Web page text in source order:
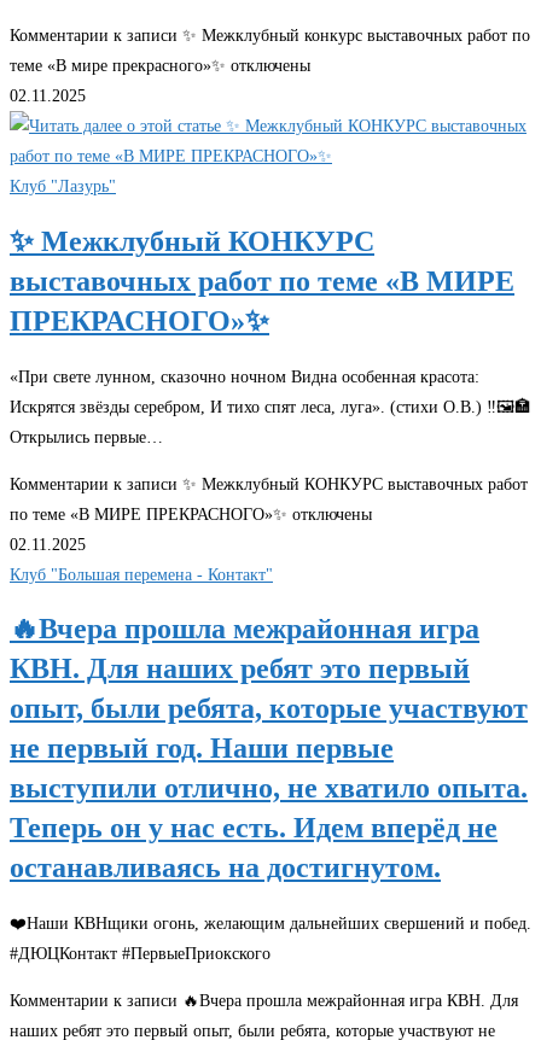
Комментарии к записи ✨ Межклубный конкурс выставочных работ по
теме «В мире прекрасного»✨ отключены
02.11.2025
Клуб "Лазурь"
✨ Межклубный КОНКУРС
выставочных работ по теме «В МИРЕ
ПРЕКРАСНОГО»✨
«При свете лунном, сказочно ночном Видна особенная красота:
Искрятся звёзды серебром, И тихо спят леса, луга». (стихи О.В.) ‼🖼🏣
Открылись первые…
Комментарии к записи ✨ Межклубный КОНКУРС выставочных работ
по теме «В МИРЕ ПРЕКРАСНОГО»✨ отключены
02.11.2025
Клуб "Большая перемена - Контакт"
🔥Вчера прошла межрайонная игра
КВН. Для наших ребят это первый
опыт, были ребята, которые участвуют
не первый год. Наши первые
выступили отлично, не хватило опыта.
Теперь он у нас есть. Идем вперёд не
останавливаясь на достигнутом.
❤️Наши КВНщики огонь, желающим дальнейших свершений и побед.
#ДЮЦКонтакт #ПервыеПриокского
Комментарии к записи 🔥Вчера прошла межрайонная игра КВН. Для
наших ребят это первый опыт, были ребята, которые участвуют не